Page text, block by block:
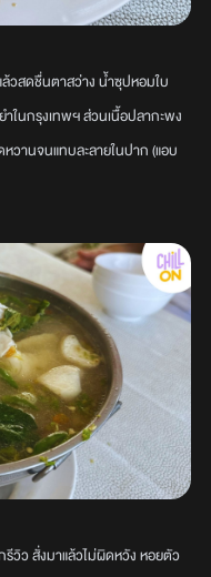
วสดชื่นตาสว่าง น้ำซุปหอมใบ
ในกรุงเทพฯ ส่วนเนื้อปลากะพง
วานจนแทบละลายในปาก (แอบ
วิว สั่งมาแล้วไม่ผิดหวัง หอยตัว